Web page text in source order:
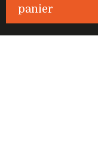
panier